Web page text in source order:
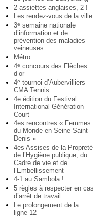
2 assiettes anglaises, 2 !
Les rendez-vous de la ville
3e semaine nationale
d’information et de
prévention des maladies
veineuses
Métro
4e concours des Flèches
d’or
4e tournoi d’Aubervilliers
CMA Tennis
4e édition du Festival
International Génération
Court
4es rencontres « Femmes
du Monde en Seine-Saint-
Denis »
4es Assises de la Propreté
de l’Hygiène publique, du
Cadre de vie et de
l’Embellissement
4-1 au Sambola !
5 règles à respecter en cas
d’arrêt de travail
Le prolongement de la
ligne 12